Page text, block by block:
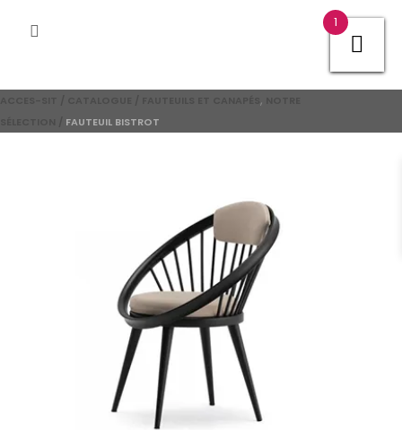
,
FAUTEUIL BISTROT
1